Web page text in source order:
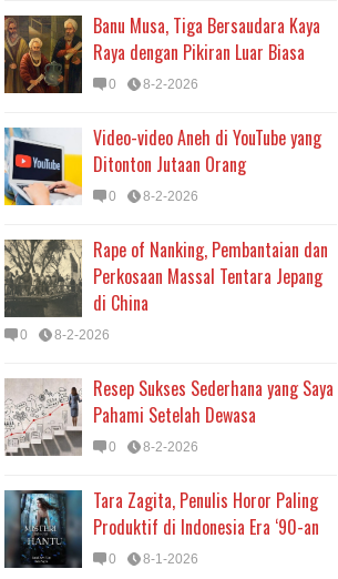
Banu Musa, Tiga Bersaudara Kaya
Raya dengan Pikiran Luar Biasa
0 8-2-2026
Video-video Aneh di YouTube yang
Ditonton Jutaan Orang
0 8-2-2026
Rape of Nanking, Pembantaian dan
Perkosaan Massal Tentara Jepang
di China
0 8-2-2026
Resep Sukses Sederhana yang Saya
Pahami Setelah Dewasa
0 8-2-2026
Tara Zagita, Penulis Horor Paling
Produktif di Indonesia Era ‘90-an
0 8-1-2026